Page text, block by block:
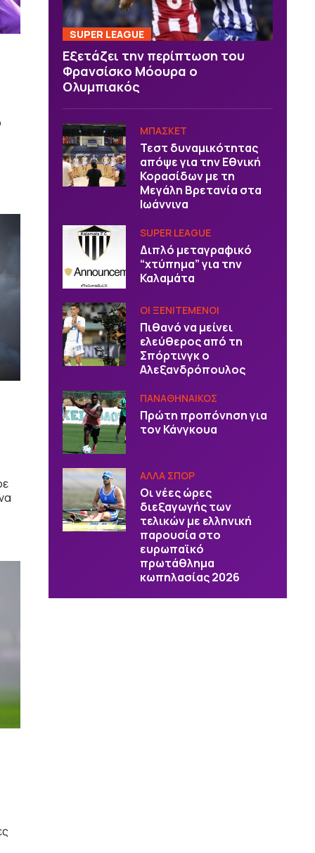
SUPER LEAGUE
Εξετάζει την περίπτωση του
Φρανσίσκο Μόουρα ο
Ολυμπιακός
ΜΠΑΣΚΕΤ
Τεστ δυναμικότητας
απόψε για την Εθνική
Κορασίδων με τη
Μεγάλη Βρετανία στα
Ιωάννινα
SUPER LEAGUE
Διπλό μεταγραφικό
“χτύπημα” για την
Καλαμάτα
ΟΙ ΞΕΝΙΤΕΜΕΝΟΙ
Πιθανό να μείνει
ελεύθερος από τη
Σπόρτινγκ ο
Αλεξανδρόπουλος
ΠΑΝΑΘΗΝΑΙΚΟΣ
Πρώτη προπόνηση για
τον Κάνγκουα
ΑΛΛΑ ΣΠΟΡ
Οι νέες ώρες
διεξαγωγής των
τελικών με ελληνική
παρουσία στο
ευρωπαϊκό
πρωτάθλημα
κωπηλασίας 2026